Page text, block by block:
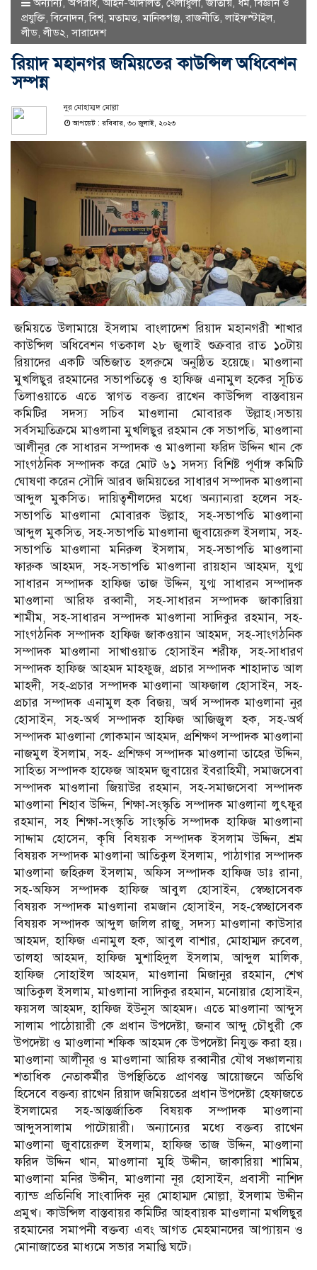
অন্যান্য, অপরাধ, আইন-আদালত, খেলাধুলা,জাতীয়, ধর্ম,বিজ্ঞান ও
প্রযুক্তি,বিনোদন,বিশ্ব,মতামত,মানিকগঞ্জ, রাজনীতি,লাইফস্টাইল,
লীড,লীড২,সারাদেশ
রিয়াদ মহানগর জমিয়তের কাউন্সিল অধিবেশন
সম্পন্ন
নুর মোহাম্মদ মোল্লা
আপডেট : রবিবার, ৩০ জুলাই, ২০২৩
জমিয়তে উলামায়ে ইসলাম বাংলাদেশ রিয়াদ মহানগরী শাখার
কাউন্সিল অধিবেশন গতকাল ২৮ জুলাই শুক্রবার রাত ১০টায়
রিয়াদের একটি অভিজাত হলরুমে অনুষ্ঠিত হয়েছে। মাওলানা
মুখলিছুর রহমানের সভাপতিত্বে ও হাফিজ এনামুল হকের সূচিত
তিলাওয়াতে এতে স্বাগত বক্তব্য রাখেন কাউন্সিল বাস্তবায়ন
কমিটির সদস্য সচিব মাওলানা মোবারক উল্লাহ।সভায়
সর্বসম্মতিক্রমে মাওলানা মুখলিছুর রহমান কে সভাপতি, মাওলানা
আলীনূর কে সাধারন সম্পাদক ও মাওলানা ফরিদ উদ্দিন খান কে
সাংগঠনিক সম্পাদক করে মোট ৬১ সদস্য বিশিষ্ট পূর্ণাঙ্গ কমিটি
ঘোষণা করেন সৌদি আরব জমিয়তের সাধারণ সম্পাদক মাওলানা
আব্দুল মুকসিত। দায়িত্বশীলদের মধ্যে অন্যান্যরা হলেন সহ-
সভাপতি মাওলানা মোবারক উল্লাহ, সহ-সভাপতি মাওলানা
আব্দুল মুকসিত, সহ-সভাপতি মাওলানা জুবায়েরুল ইসলাম, সহ-
সভাপতি মাওলানা মনিরুল ইসলাম, সহ-সভাপতি মাওলানা
ফারুক আহমদ, সহ-সভাপতি মাওলানা রায়হান আহমদ, যুগ্ম
সাধারন সম্পাদক হাফিজ তাজ উদ্দিন, যুগ্ম সাধারন সম্পাদক
মাওলানা আরিফ রব্বানী, সহ-সাধারন সম্পাদক জাকারিয়া
শামীম, সহ-সাধারন সম্পাদক মাওলানা সাদিকুর রহমান, সহ-
সাংগঠনিক সম্পাদক হাফিজ জাকওয়ান আহমদ, সহ-সাংগঠনিক
সম্পাদক মাওলানা সাখাওয়াত হোসাইন শরীফ, সহ-সাধারণ
সম্পাদক হাফিজ আহমদ মাহফুজ, প্রচার সম্পাদক শাহাদাত আল
মাহদী, সহ-প্রচার সম্পাদক মাওলানা আফজাল হোসাইন, সহ-
প্রচার সম্পাদক এনামুল হক বিজয়, অর্থ সম্পাদক মাওলানা নুর
হোসাইন, সহ-অর্থ সম্পাদক হাফিজ আজিজুল হক, সহ-অর্থ
সম্পাদক মাওলানা লোকমান আহমদ, প্রশিক্ষণ সম্পাদক মাওলানা
নাজমুল ইসলাম, সহ- প্রশিক্ষণ সম্পাদক মাওলানা তাহের উদ্দিন,
সাহিত্য সম্পাদক হাফেজ আহমদ জুবায়ের ইবরাহিমী, সমাজসেবা
সম্পাদক মাওলানা জিয়াউর রহমান, সহ-সমাজসেবা সম্পাদক
মাওলানা শিহাব উদ্দিন, শিক্ষা-সংস্কৃতি সম্পাদক মাওলানা লুৎফুর
রহমান, সহ শিক্ষা-সংস্কৃতি সাংস্কৃতি সম্পাদক হাফিজ মাওলানা
সাদ্দাম হোসেন, কৃষি বিষয়ক সম্পাদক ইসলাম উদ্দিন, শ্রম
বিষয়ক সম্পাদক মাওলানা আতিকুল ইসলাম, পাঠাগার সম্পাদক
মাওলানা জহিরুল ইসলাম, অফিস সম্পাদক হাফিজ ডাঃ রানা,
সহ-অফিস সম্পাদক হাফিজ আবুল হোসাইন, স্বেচ্ছাসেবক
বিষয়ক সম্পাদক মাওলানা রমজান হোসাইন, সহ-স্বেচ্ছাসেবক
বিষয়ক সম্পাদক আব্দুল জলিল রাজু, সদস্য মাওলানা কাউসার
আহমদ, হাফিজ এনামুল হক, আবুল বাশার, মোহাম্মদ রুবেল,
তালহা আহমদ, হাফিজ মুশাহিদুল ইসলাম, আব্দুল মালিক,
হাফিজ সোহাইল আহমদ, মাওলানা মিজানুর রহমান, শেখ
আতিকুল ইসলাম, মাওলানা সাদিকুর রহমান, মনোয়ার হোসাইন,
ফয়সল আহমদ, হাফিজ ইউনুস আহমদ। এতে মাওলানা আব্দুস
সালাম পাঠোয়ারী কে প্রধান উপদেষ্টা, জনাব আব্দু চৌধুরী কে
উপদেষ্টা ও মাওলানা শফিক আহমদ কে উপদেষ্টা নিযুক্ত করা হয়।
মাওলানা আলীনূর ও মাওলানা আরিফ রব্বানীর যৌথ সঞ্চালনায়
শতাধিক নেতাকর্মীর উপস্থিতিতে প্রাণবন্ত আয়োজনে অতিথি
হিসেবে বক্তব্য রাখেন রিয়াদ জমিয়তের প্রধান উপদেষ্টা হেফাজতে
ইসলামের সহ-আন্তর্জাতিক বিষয়ক সম্পাদক মাওলানা
আব্দুসসালাম পাটোয়ারী। অন্যান্যের মধ্যে বক্তব্য রাখেন
মাওলানা জুবায়েরুল ইসলাম, হাফিজ তাজ উদ্দিন, মাওলানা
ফরিদ উদ্দিন খান, মাওলানা মুহি উদ্দীন, জাকারিয়া শামিম,
মাওলানা মনির উদ্দীন, মাওলানা নূর হোসাইন, প্রবাসী নাশিদ
ব্যান্ড প্রতিনিধি সাংবাদিক নুর মোহাম্মদ মোল্লা, ইসলাম উদ্দীন
প্রমুখ। কাউন্সিল বাস্তবায়র কমিটির আহবায়ক মাওলানা মখলিছুর
রহমানের সমাপনী বক্তব্য এবং আগত মেহমানদের আপ্যায়ন ও
মোনাজাতের মাধ্যমে সভার সমাপ্তি ঘটে।